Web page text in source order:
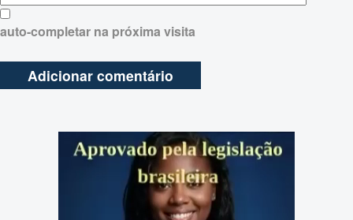
auto-completar na próxima visita